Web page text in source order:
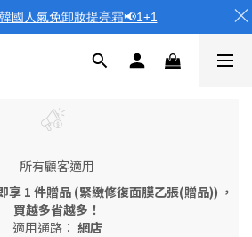
所有顧客適用
享 1 件贈品 (緊緻修復面膜乙張(贈品)) ，
買越多省越多！
適用通路： 網店
國人氣免卸妝提亮霜📢1+1